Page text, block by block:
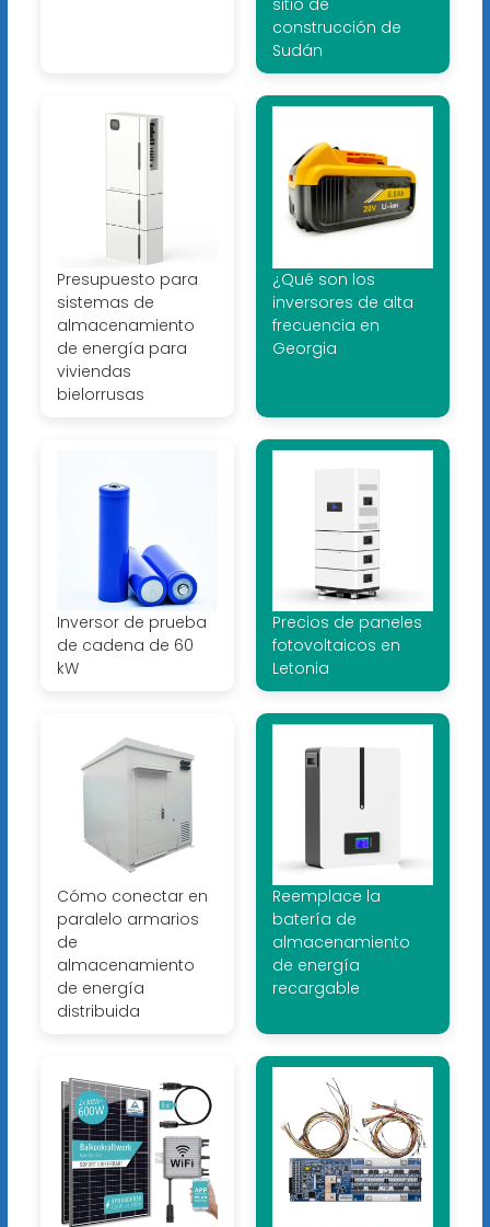
sitio de
construcción de
Sudán
Presupuesto para
sistemas de
almacenamiento
de energía para
viviendas
bielorrusas
¿Qué son los
inversores de alta
frecuencia en
Georgia
Inversor de prueba
de cadena de 60
kW
Precios de paneles
fotovoltaicos en
Letonia
Cómo conectar en
paralelo armarios
de
almacenamiento
de energía
distribuida
Reemplace la
batería de
almacenamiento
de energía
recargable